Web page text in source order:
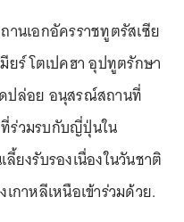
นเอกอัครราชทูตรัสเซีย
ยร์ โตเปคฮา อุปทูตรักษา
ปล่อย อนุสรณ์สถานที่
ที่ร่วมรบกับญี่ปุ่นใน
ยงรับรองเนื่องในวันชาติ
กาหลีเหนือเข้าร่วมด้วย.